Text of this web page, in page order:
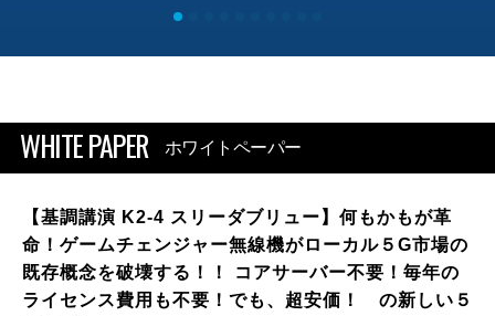
WHITE PAPER ホワイトペーパー
【基調講演 K2-4 スリーダブリュー】何もかもが革
命！ゲームチェンジャー無線機がローカル５G市場の
既存概念を破壊する！！ コアサーバー不要！毎年の
ライセンス費用も不要！でも、超安価！ の新しい５